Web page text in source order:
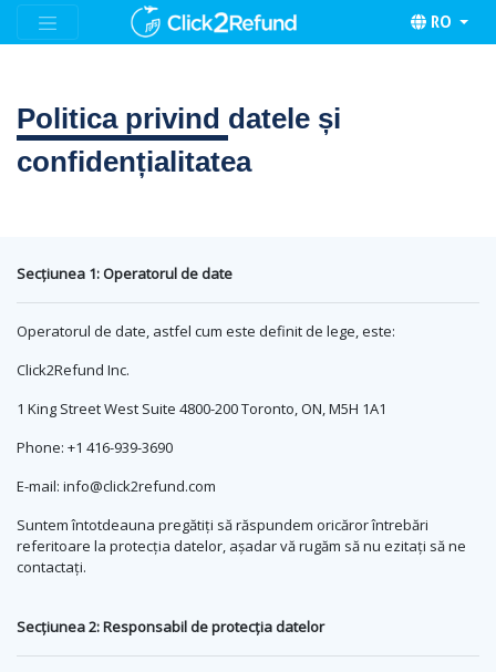
RO
Politica privind datele și
confidențialitatea
Secțiunea 1: Operatorul de date
Operatorul de date, astfel cum este definit de lege, este:
Click2Refund Inc.
1 King Street West Suite 4800-200 Toronto, ON, M5H 1A1
Phone: +1 416-939-3690
E-mail: info@click2refund.com
Suntem întotdeauna pregătiți să răspundem oricăror întrebări
referitoare la protecția datelor, așadar vă rugăm să nu ezitați să ne
contactați.
Secțiunea 2: Responsabil de protecția datelor